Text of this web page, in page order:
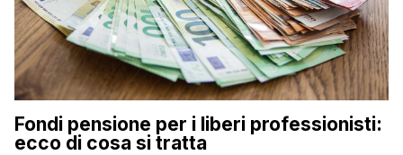
Fondi pensione per i liberi professionisti:
ecco di cosa si tratta